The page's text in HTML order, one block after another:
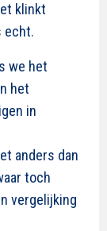
klinkt
echt.
we het
het
in
anders dan
toch
vergelijking